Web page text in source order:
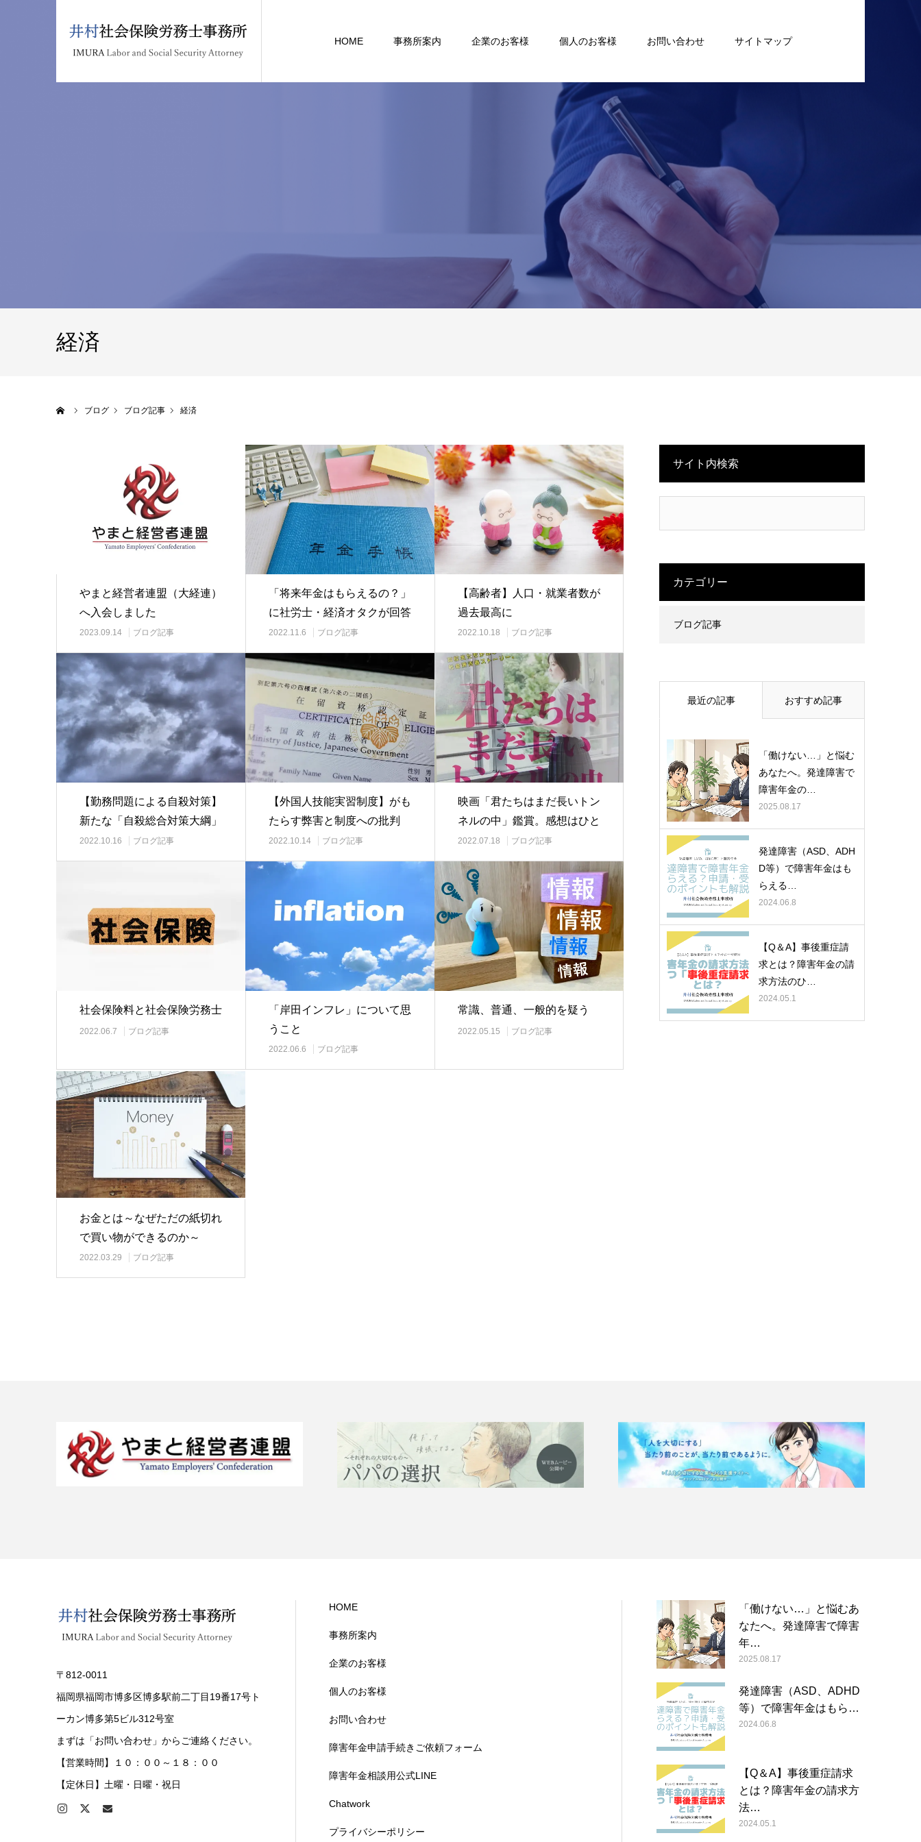
HOME 事務所案内 企業のお客様 個人のお客様 お問い合わせ サイトマップ
経済
ブログ ブログ記事 経済
やまと経営者連盟（大経連）
へ入会しました
2023.09.14 ブログ記事
「将来年金はもらえるの？」
に社労士・経済オタクが回答
2022.11.6 ブログ記事
【高齢者】人口・就業者数が
過去最高に
2022.10.18 ブログ記事
【勤務問題による自殺対策】
新たな「自殺総合対策大綱」
が決定
2022.10.16 ブログ記事
【外国人技能実習制度】がも
たらす弊害と制度への批判
2022.10.14 ブログ記事
映画「君たちはまだ長いトン
ネルの中」鑑賞。感想はひと
こと、「痛快」。…
2022.07.18 ブログ記事
社会保険料と社会保険労務士
2022.06.7 ブログ記事
「岸田インフレ」について思
うこと
2022.06.6 ブログ記事
常識、普通、一般的を疑う
2022.05.15 ブログ記事
お金とは～なぜただの紙切れ
で買い物ができるのか～
2022.03.29 ブログ記事
サイト内検索
カテゴリー
ブログ記事
最近の記事 おすすめ記事
「働けない…」と悩む
あなたへ。発達障害で
障害年金の…
2025.08.17
発達障害（ASD、ADH
D等）で障害年金はも
らえる…
2024.06.8
【Q＆A】事後重症請
求とは？障害年金の請
求方法のひ…
2024.05.1
〒812-0011
福岡県福岡市博多区博多駅前二丁目19番17号ト
ーカン博多第5ビル312号室
まずは「お問い合わせ」からご連絡ください。
【営業時間】１０：００～１８：００
【定休日】土曜・日曜・祝日
HOME
事務所案内
企業のお客様
個人のお客様
お問い合わせ
障害年金申請手続きご依頼フォーム
障害年金相談用公式LINE
Chatwork
プライバシーポリシー
「働けない…」と悩むあ
なたへ。発達障害で障害
年…
2025.08.17
発達障害（ASD、ADHD
等）で障害年金はもら…
2024.06.8
【Q＆A】事後重症請求
とは？障害年金の請求方
法…
2024.05.1